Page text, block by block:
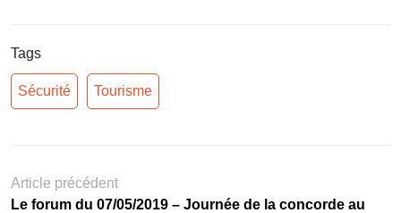
Tags
Sécurité Tourisme
Article précédent
Le forum du 07/05/2019 – Journée de la concorde au